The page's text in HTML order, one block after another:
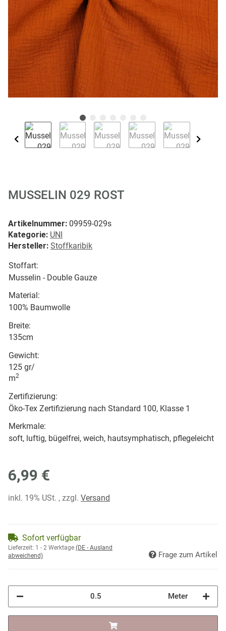
MUSSELIN 029 ROST
Artikelnummer: 09959-029s
Kategorie: UNI
Hersteller: Stoffkaribik
Stoffart:
Musselin - Double Gauze
Material:
100% Baumwolle
Breite:
135cm
Gewicht:
125 gr/
m2
Zertifizierung:
Öko-Tex Zertifizierung nach Standard 100, Klasse 1
Merkmale:
soft, luftig, bügelfrei, weich, hautsymphatisch, pflegeleicht
6,99 €
inkl. 19% USt. , zzgl. Versand
Sofort verfügbar
Lieferzeit: 1 - 2 Werktage (DE - Ausland
abweichend)
Frage zum Artikel
Meter